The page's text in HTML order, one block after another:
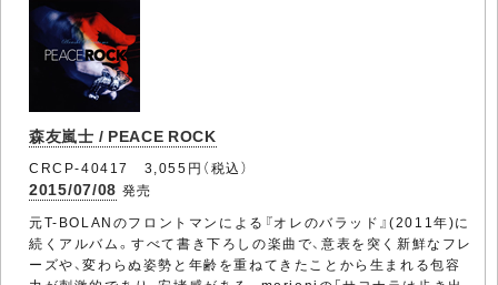
森友嵐士 / PEACE ROCK
CRCP-40417 3,055円（税込）
2015/07/08 発売
元T-BOLANのフロントマンによる『オレのバラッド』(2011年)に
続くアルバム。すべて書き下ろしの楽曲で、意表を突く新鮮なフレ
ーズや、変わらぬ姿勢と年齢を重ねてきたことから生まれる包容